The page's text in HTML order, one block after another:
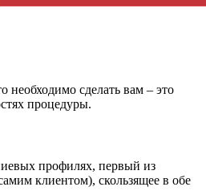
необходимо сделать вам – это
процедуры.
профилях, первый из
клиентом), скользящее в обе